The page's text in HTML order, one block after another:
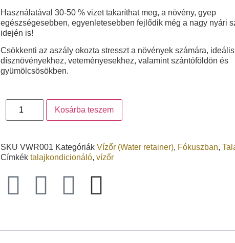
Használatával 30-50 % vizet takaríthat meg, a növény, gyep
egészségesebben, egyenletesebben fejlődik még a nagy nyári
idején is!
Csökkenti az aszály okozta stresszt a növények számára,
dísznövényekhez, veteményesekhez, valamint szántóföldön és
gyümölcsösökben.
Kosárba teszem
SKU VWR001 Kategóriák Vízőr (Water retainer), Fókuszban,
Címkék talajkondicionáló, vízőr